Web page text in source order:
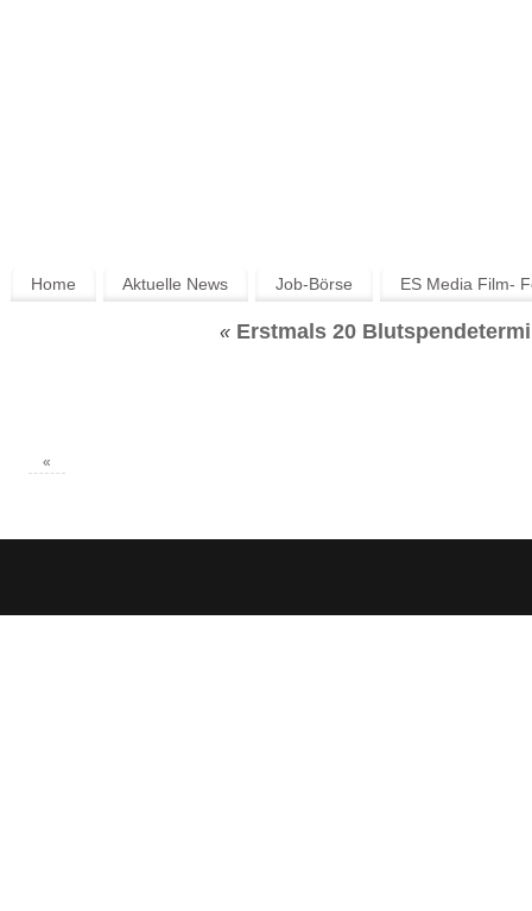
Home Aktuelle News Job-Börse ES Media Film-
«Erstmals 20
«